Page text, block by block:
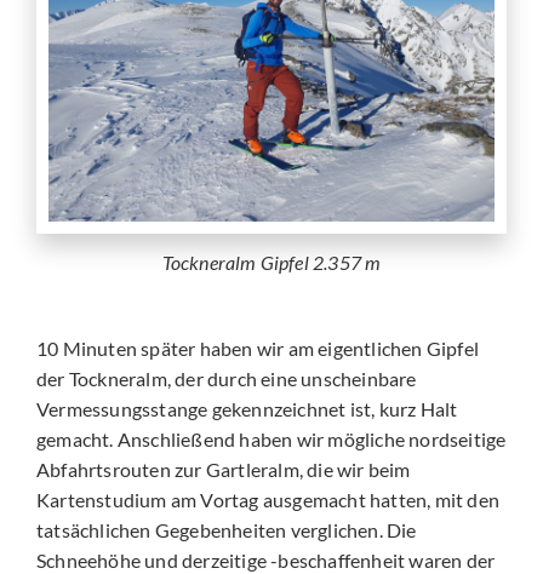
Tockneralm Gipfel 2.357 m
10 Minuten später haben wir am eigentlichen Gipfel
der Tockneralm, der durch eine unscheinbare
Vermessungsstange gekennzeichnet ist, kurz Halt
gemacht. Anschließend haben wir mögliche nordseitige
Abfahrtsrouten zur Gartleralm, die wir beim
Kartenstudium am Vortag ausgemacht hatten, mit den
tatsächlichen Gegebenheiten verglichen. Die
Schneehöhe und derzeitige -beschaffenheit waren der